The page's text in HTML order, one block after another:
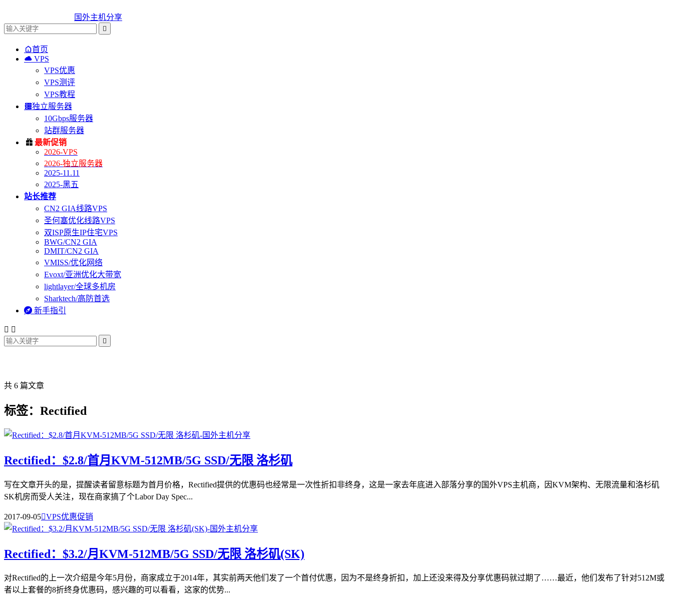
国外主机分享

首页
 VPS
VPS优惠
VPS测评
VPS教程
独立服务器
10Gbps服务器
站群服务器
 最新促销
2026-VPS
2026-独立服务器
2025-11.11
2025-黑五
站长推荐
CN2 GIA线路VPS
圣何塞优化线路VPS
双ISP原生IP住宅VPS
BWG/CN2 GIA
DMIT/CN2 GIA
VMISS/优化网络
Evoxt/亚洲优化大带宽
lightlayer/全球多机房
Sharktech/高防首选
 新手指引
 

共 6 篇文章
标签：Rectified
Rectified：$2.8/首月KVM-512MB/5G SSD/无限 洛杉矶
写在文章开头的是，提醒读者留意标题为首月价格，Rectified提供的优惠码也经常是一次性折扣非终身，这是一家去年底进入部落分享的国外VPS主机商，因KVM架构、无限流量和洛杉矶
SK机房而受人关注，现在商家搞了个Labor Day Spec...
2017-09-05VPS优惠促销
Rectified：$3.2/月KVM-512MB/5G SSD/无限 洛杉矶(SK)
对Rectified的上一次介绍是今年5月份，商家成立于2014年，其实前两天他们发了一个首付优惠，因为不是终身折扣，加上还没来得及分享优惠码就过期了……最近，他们发布了针对512M或
者以上套餐的8折终身优惠码，感兴趣的可以看看，这家的优势...